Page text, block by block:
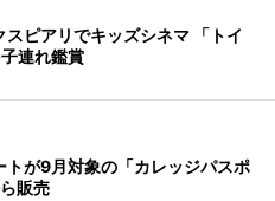
ピアリでキッズシネマ 「トイ
連れ鑑賞
トが9月対象の「カレッジパスポ
販売